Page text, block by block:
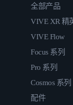
全部产品
VIVE XR 精
VIVE Flow
Focus 系列
Pro 系列
Cosmos 系列
配件